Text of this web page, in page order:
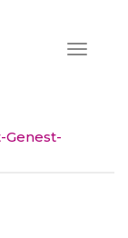
Toggle
Genest-